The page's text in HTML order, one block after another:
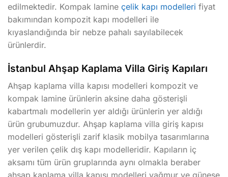
edilmektedir. Kompak lamine çelik kapı modelleri fiyat
bakımından kompozit kapı modelleri ile
kıyaslandığında bir nebze pahalı sayılabilecek
ürünlerdir.
İstanbul Ahşap Kaplama Villa Giriş Kapıları
Ahşap kaplama villa kapısı modelleri kompozit ve
kompak lamine ürünlerin aksine daha gösterişli
kabartmalı modellerin yer aldığı ürünlerin yer aldığı
ürün grubumuzdur. Ahşap kaplama villa giriş kapısı
modelleri gösterişli zarif klasik mobilya tasarımlarına
yer verilen çelik dış kapı modelleridir. Kapıların iç
aksamı tüm ürün gruplarında aynı olmakla beraber
ahşap kaplama villa kapısı modelleri yağmur ve güneşe